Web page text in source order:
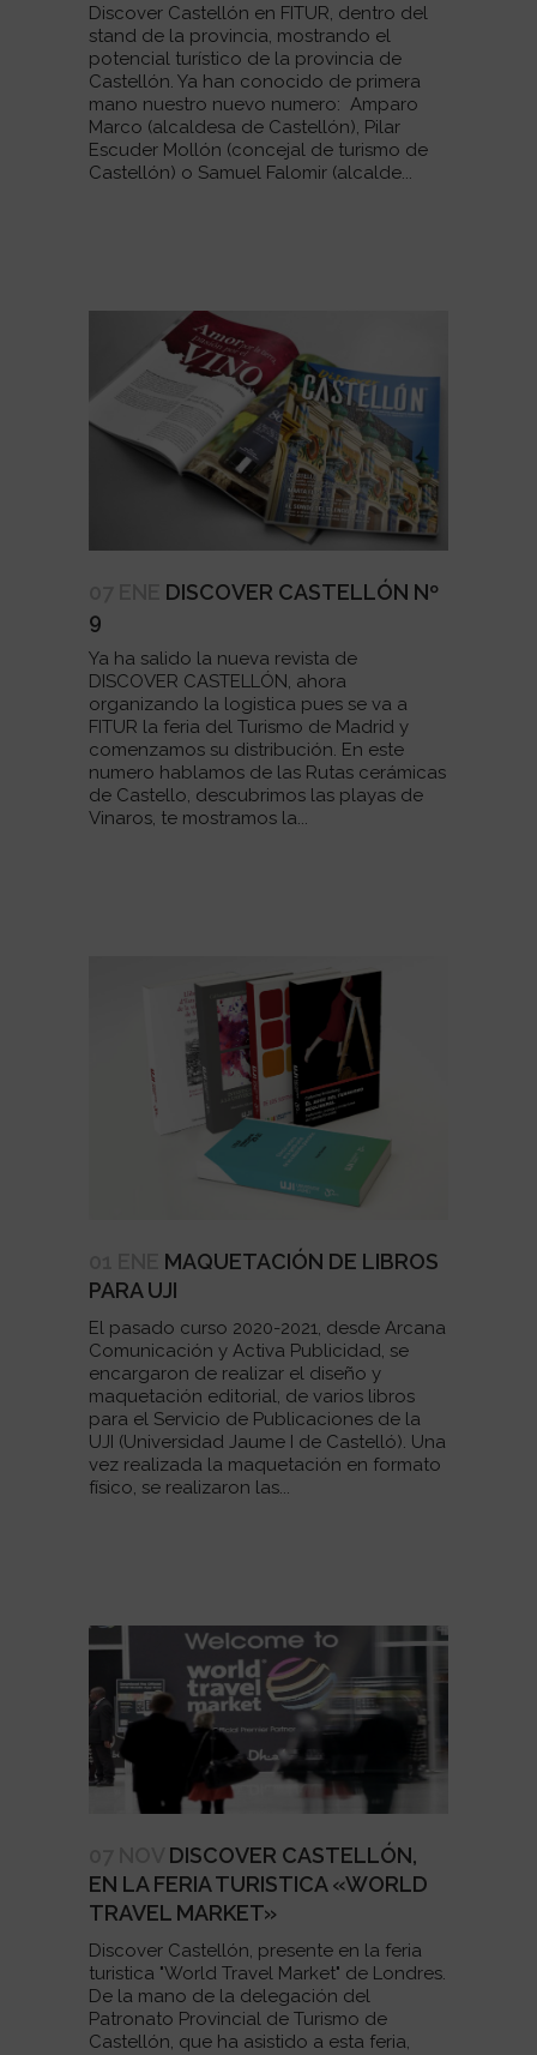
Discover Castellón en FITUR, dentro del
stand de la provincia, mostrando el
potencial turístico de la provincia de
Castellón. Ya han conocido de primera
mano nuestro nuevo numero: Amparo
Marco (alcaldesa de Castellón), Pilar
Escuder Mollón (concejal de turismo de
Castellón) o Samuel Falomir (alcalde...
DISCOVER CASTELLÓN Nº
9
Ya ha salido la nueva revista de
DISCOVER CASTELLÓN, ahora
organizando la logistica pues se va a
FITUR la feria del Turismo de Madrid y
comenzamos su distribución. En este
numero hablamos de las Rutas cerámicas
de Castello, descubrimos las playas de
Vinaros, te mostramos la...
MAQUETACIÓN DE LIBROS
PARA UJI
El pasado curso 2020-2021, desde Arcana
Comunicación y Activa Publicidad, se
encargaron de realizar el diseño y
maquetación editorial, de varios libros
para el Servicio de Publicaciones de la
UJI (Universidad Jaume I de Castelló). Una
vez realizada la maquetación en formato
físico, se realizaron las...
DISCOVER CASTELLÓN,
EN LA FERIA TURISTICA «WORLD
TRAVEL MARKET»
Discover Castellón, presente en la feria
turistica "World Travel Market" de Londres.
De la mano de la delegación del
Patronato Provincial de Turismo de
Castellón, que ha asistido a esta feria,